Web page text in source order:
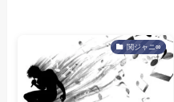
関ジャニ∞